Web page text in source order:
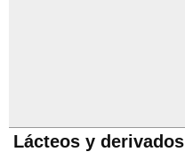
Lácteos y derivados